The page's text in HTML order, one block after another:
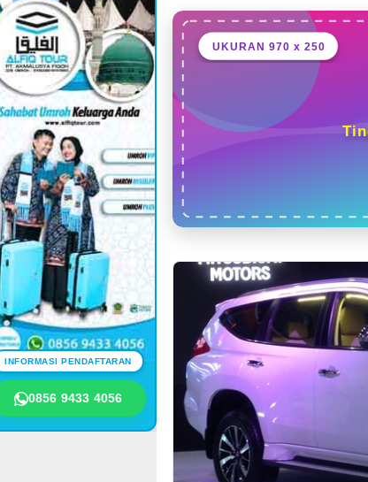
INFORMASI PENDAFTARAN
0856 9433 4056
UKURAN 970 x 250